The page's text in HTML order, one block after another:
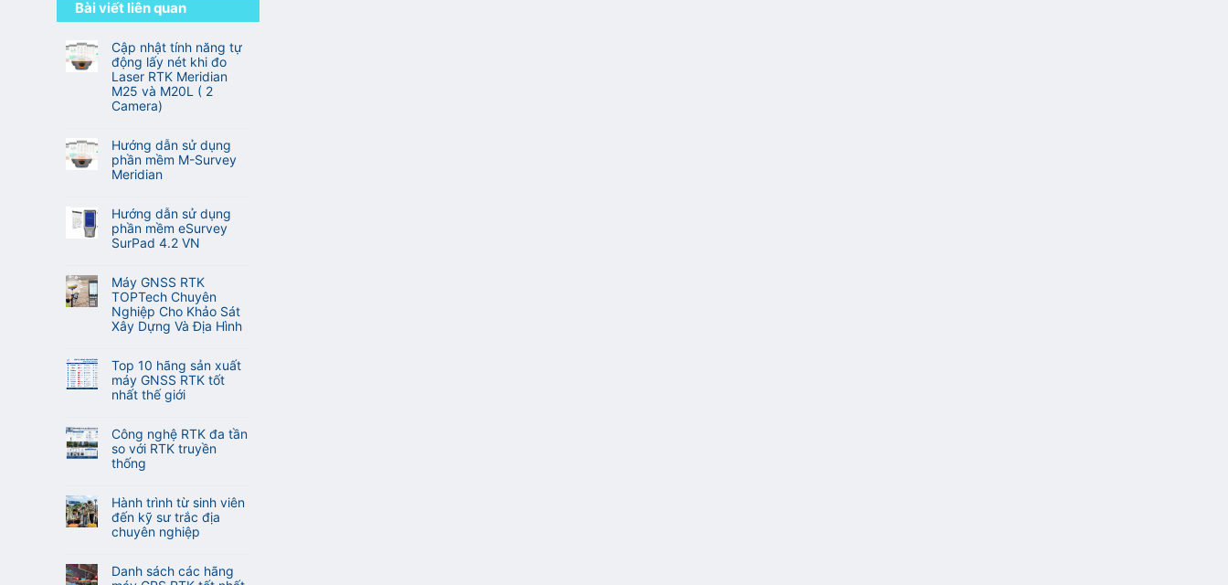
Bài viết liên quan
Cập nhật tính năng tự
động lấy nét khi đo
Laser RTK Meridian
M25 và M20L ( 2
Camera)
có
bình
luận
ở
nhật
tính
năng
lấy
nét
khi
đo
RTK
Meridian
M25
và
(
2
Camera)
Hướng dẫn sử dụng
phần mềm M-Survey
Meridian
có
bình
luận
ở
dẫn
sử
dụng
phần
mềm
Survey
Meridian
Hướng dẫn sử dụng
phần mềm eSurvey
SurPad 4.2 VN
có
bình
luận
ở
Hướng
sử
dụng
phần
SurPad
4.2
VN
Máy GNSS RTK
TOPTech Chuyên
Nghiệp Cho Khảo Sát
Xây Dựng Và Địa Hình
có
bình
luận
ở
GNSS
RTK
TOPTech
Chuyên
Cho
Khảo
Sát
Dựng
Và
Top 10 hãng sản xuất
máy GNSS RTK tốt
nhất thế giới
có
bình
luận
ở
10
hãng
sản
xuất
GNSS
Công nghệ RTK đa tần
so với RTK truyền
thống
có
bình
luận
ở
nghệ
Hành trình từ sinh viên
đến kỹ sư trắc địa
chuyên nghiệp
có
bình
Danh sách các hãng